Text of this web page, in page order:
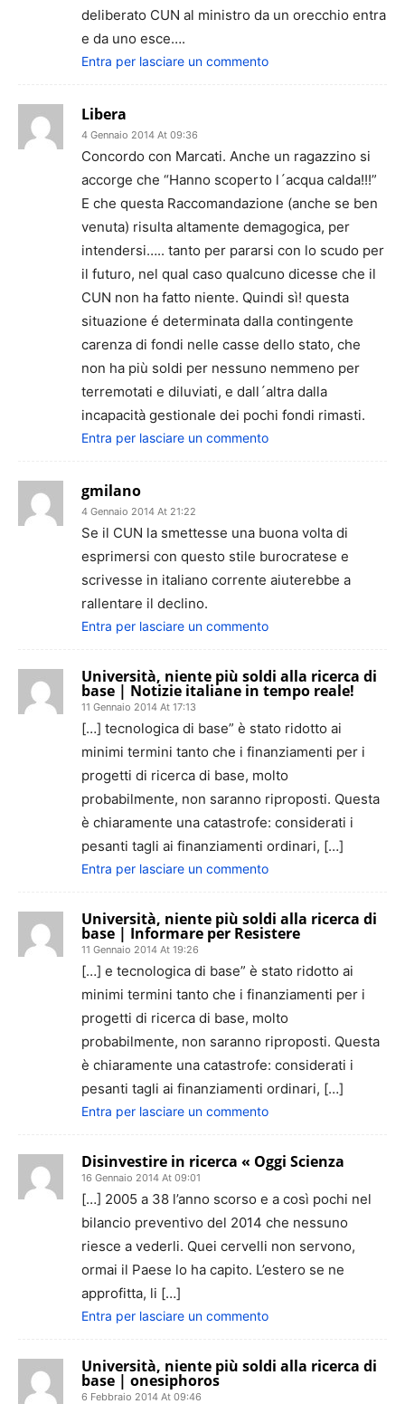
deliberato CUN al ministro da un orecchio entra
e da uno esce….
Entra per lasciare un commento
Libera
4 Gennaio 2014 At 09:36
Concordo con Marcati. Anche un ragazzino si
accorge che “Hanno scoperto l´acqua calda!!!”
E che questa Raccomandazione (anche se ben
venuta) risulta altamente demagogica, per
intendersi….. tanto per pararsi con lo scudo per
il futuro, nel qual caso qualcuno dicesse che il
CUN non ha fatto niente. Quindi sì! questa
situazione é determinata dalla contingente
carenza di fondi nelle casse dello stato, che
non ha più soldi per nessuno nemmeno per
terremotati e diluviati, e dall´altra dalla
incapacità gestionale dei pochi fondi rimasti.
Entra per lasciare un commento
gmilano
4 Gennaio 2014 At 21:22
Se il CUN la smettesse una buona volta di
esprimersi con questo stile burocratese e
scrivesse in italiano corrente aiuterebbe a
rallentare il declino.
Entra per lasciare un commento
Università, niente più soldi alla ricerca di
base | Notizie italiane in tempo reale!
11 Gennaio 2014 At 17:13
[…] tecnologica di base” è stato ridotto ai
minimi termini tanto che i finanziamenti per i
progetti di ricerca di base, molto
probabilmente, non saranno riproposti. Questa
è chiaramente una catastrofe: considerati i
pesanti tagli ai finanziamenti ordinari, […]
Entra per lasciare un commento
Università, niente più soldi alla ricerca di
base | Informare per Resistere
11 Gennaio 2014 At 19:26
[…] e tecnologica di base” è stato ridotto ai
minimi termini tanto che i finanziamenti per i
progetti di ricerca di base, molto
probabilmente, non saranno riproposti. Questa
è chiaramente una catastrofe: considerati i
pesanti tagli ai finanziamenti ordinari, […]
Entra per lasciare un commento
Disinvestire in ricerca « Oggi Scienza
16 Gennaio 2014 At 09:01
[…] 2005 a 38 l’anno scorso e a così pochi nel
bilancio preventivo del 2014 che nessuno
riesce a vederli. Quei cervelli non servono,
ormai il Paese lo ha capito. L’estero se ne
approfitta, li […]
Entra per lasciare un commento
Università, niente più soldi alla ricerca di
base | onesiphoros
6 Febbraio 2014 At 09:46